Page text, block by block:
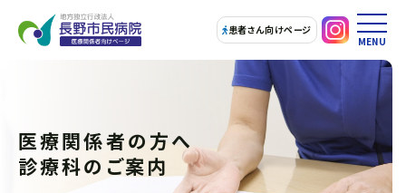
患者さん向けページ
MENU
医療関係者の方へ
診療科のご案内